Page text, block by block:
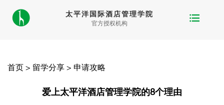
太平洋国际酒店管理学院
官方授权机构
首页 > 留学分享 > 申请攻略
爱上太平洋酒店管理学院的8个理由